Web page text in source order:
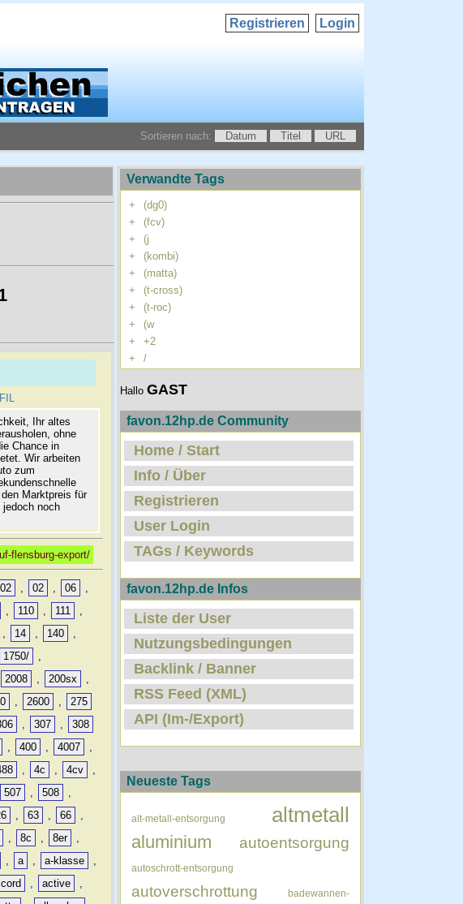
Login
Registrieren
Sortieren nach: Datum Titel URL
Ihr altes
ohne
Chance in
Wir arbeiten
zum
Marktpreis für
jedoch noch
flensburg-export/
, 02 , 06
,
, 110 , 111
,
, 14 , 140
,
1750/
,
2008 , 200sx
,
, 2600 ,
275
, 307 ,
308
, 400 , 4007
,
, 4c , 4cv
,
507 , 508
,
, 63 , 66
,
, 8c , 8er
,
, a , a-klasse
,
, active
,
Verwandte Tags
+
(dg0)
+
(fcv)
+
(j
+
(kombi)
+
(matta)
+
(t-cross)
+
(t-roc)
+
(w
+
+2
+
/
Hallo GAST
favon.12hp.de Community
Home / Start
Info / Über
Registrieren
User Login
TAGs / Keywords
favon.12hp.de Infos
Liste der User
Nutzungsbedingungen
Backlink / Banner
RSS Feed (XML)
API (Im-/Export)
Neueste Tags
alt-metall-entsorgung altmetall
aluminium autoentsorgung
autoschrott-entsorgung
autoverschrottung badewannen-